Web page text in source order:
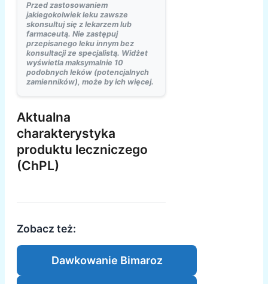
Przed zastosowaniem
jakiegokolwiek leku zawsze
skonsultuj się z lekarzem lub
farmaceutą. Nie zastępuj
przepisanego leku innym bez
konsultacji ze specjalistą. Widżet
wyświetla maksymalnie 10
podobnych leków (potencjalnych
zamienników), może by ich więcej.
Aktualna
charakterystyka
produktu leczniczego
(ChPL)
Zobacz też:
Dawkowanie Bimaroz